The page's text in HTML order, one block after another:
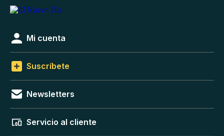
Mi cuenta
Suscríbete
Newsletters
Servicio al cliente